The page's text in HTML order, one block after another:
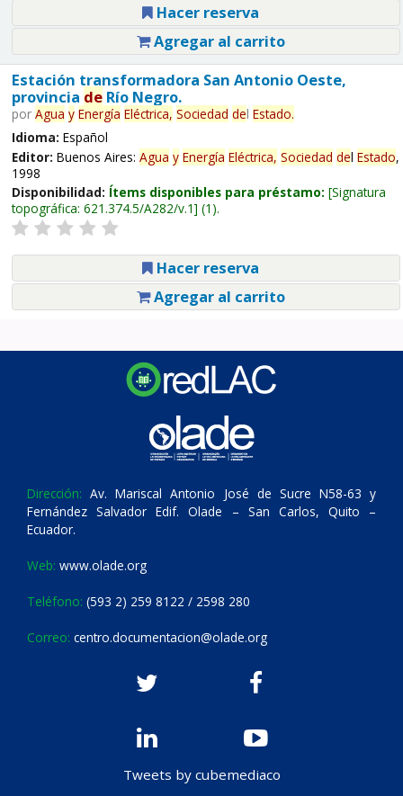
Hacer reserva
Agregar al carrito
Estación transformadora San Antonio Oeste,
provincia deRío Negro.
por Agua y Energía Eléctrica, Sociedad del Estado.
Idioma: Español
Editor: Buenos Aires: Agua y Energía Eléctrica, Sociedad del Estado,
1998
Disponibilidad: Ítems disponibles para préstamo: Signatura
topográfica: 621.374.5/A282/v.1 (1).
Hacer reserva
Agregar al carrito
Dirección: Av. Mariscal Antonio José de Sucre N58-63 y
Fernández Salvador Edif. Olade – San Carlos, Quito –
Ecuador.
Web: www.olade.org
Teléfono: (593 2) 259 8122 / 2598 280
Correo: centro.documentacion@olade.org
Tweets by cubemediaco